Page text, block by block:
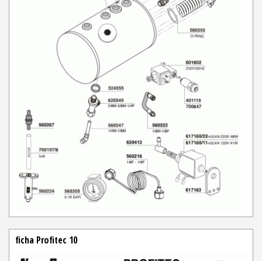
ficha Profitec 10